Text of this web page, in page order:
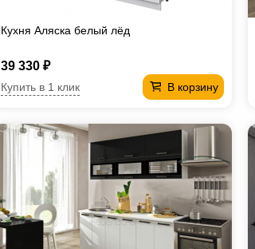
Кухня Аляска белый лёд
39 330 ₽
В корзину
Купить в 1 клик